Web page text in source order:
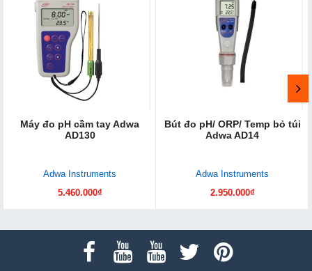
Máy đo pH cầm tay Adwa
AD130
Adwa Instruments
5.460.000₫
Bút đo pH/ ORP/ Temp bỏ túi
Adwa AD14
Adwa Instruments
2.950.000₫